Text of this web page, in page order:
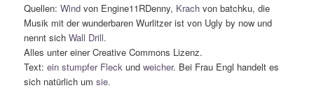
Quellen:Wind von Engine11RDenny, Krach von batchku, die
Musik mit der wunderbaren Wurlitzer ist von Ugly by now und
nennt sichWall Drill.
Alles unter einer Creative Commons Lizenz.
Text:ein stumpfer Fleck undweicher. Bei Frau Engl handelt es
sich natürlich umsie.